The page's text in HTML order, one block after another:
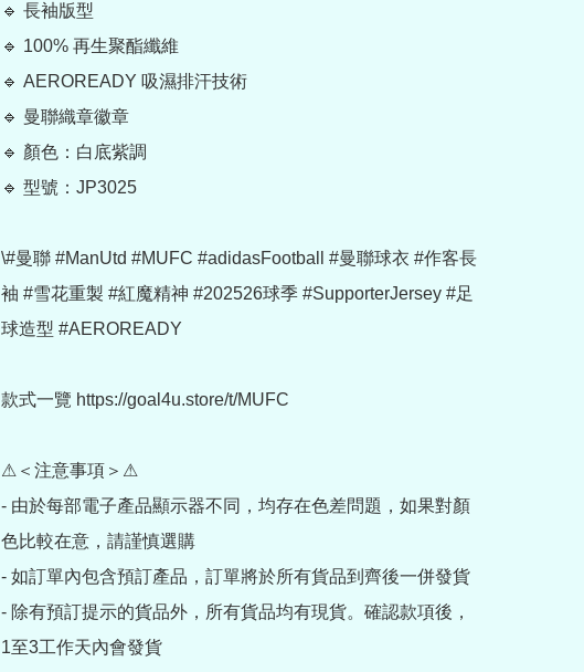
🔹 長袖版型
🔹 100% 再生聚酯纖維
🔹 AEROREADY 吸濕排汗技術
🔹 曼聯織章徽章
🔹 顏色：白底紫調
🔹 型號：JP3025
\#曼聯 #ManUtd #MUFC #adidasFootball #曼聯球衣 #作客長
袖 #雪花重製 #紅魔精神 #202526球季 #SupporterJersey #足
球造型 #AEROREADY
款式一覽 https://goal4u.store/t/MUFC
⚠＜注意事項＞⚠
- 由於每部電子產品顯示器不同，均存在色差問題，如果對顏
色比較在意，請謹慎選購
- 如訂單內包含預訂產品，訂單將於所有貨品到齊後一併發貨
- 除有預訂提示的貨品外，所有貨品均有現貨。確認款項後，
1至3工作天內會發貨